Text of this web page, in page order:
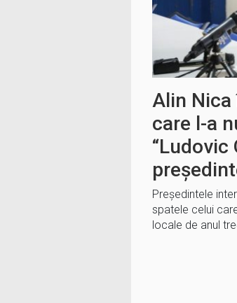
Alin
care l-a
“Ludovic
Președintele
spatele celui
locale de anul